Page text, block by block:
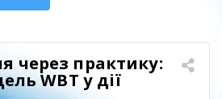
через практику:
WBT у дії